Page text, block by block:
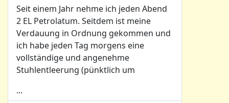
Seit einem Jahr nehme ich jeden Abend
2 EL Petrolatum. Seitdem ist meine
Verdauung in Ordnung gekommen und
ich habe jeden Tag morgens eine
vollständige und angenehme
Stuhlentleerung (pünktlich um
...